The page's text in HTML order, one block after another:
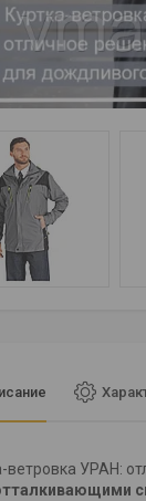
ветровка УРАН: